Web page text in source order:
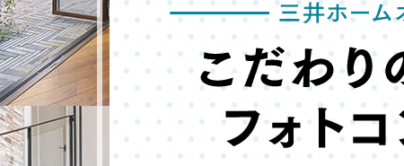
注文住宅｜三井ホームオーダー
宅地/建築条件付宅地
建売/戸建分譲
既存住宅（SumStock）
土地・建物探しをコンサルティン
グ
ランドパートナー
ランドパートナー一覧
木造マンションMOCXION
木造賃貸住宅MOCXSTYLE
実例紹介
イベント＆セミナー
カタログ請求 ご相談デスク
実例紹介
ドクターズ宝箱
ドクターズヴォイス
ドクタープランニュース
セミナー・相談会情報
セミナー・内覧会レポート
実例紹介
選ばれる理由
福祉・介護施設実例
文教・保育施設実例
商業施設実例
社宅・寮・事務所実例
都市建築実例
事業本部案内
事業内容
建築実例
取扱商品
資料請求 お問い合わせ
リフォームメニュー 万全のサポート
リフォーム事業所一覧 カタログ請求 ご相談デスク